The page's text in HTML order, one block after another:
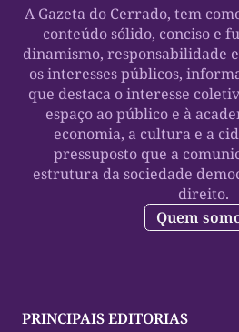
A Gazeta do Cerrado, tem
conteúdo sólido, conciso e
dinamismo, responsabilidade
os interesses públicos,
que destaca o interesse
espaço ao público e à
economia, a cultura e a
pressuposto que a
estrutura da sociedade
direito.
Quem
PRINCIPAIS EDITORIAS